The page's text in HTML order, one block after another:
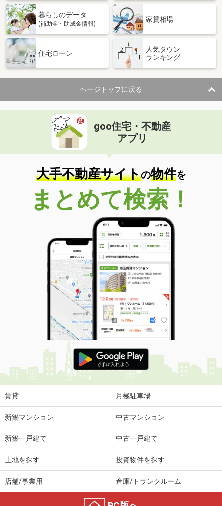
暮らしのデータ
(補助金・助成金情報)
家賃相場
住宅ローン
人気タウン
ランキング
ページトップに戻る
goo住宅・不動産
アプリ
大手不動産サイトの物件を
まとめて検索！
賃貸 月極駐車場
新築マンション 中古マンション
新築一戸建て 中古一戸建て
土地を探す 投資物件を探す
店舗/事業用 倉庫/トランクルーム